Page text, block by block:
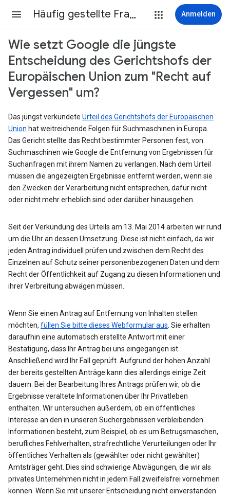
Häufig gestellte Fragen Anmelden
Wie setzt Google die jüngste
Entscheidung des Gerichtshofs der
Europäischen Union zum "Recht auf
Vergessen" um?
Das jüngst verkündete Urteil des Gerichtshofs der Europäischen
Union hat weitreichende Folgen für Suchmaschinen in Europa.
Das Gericht stellte das Recht bestimmter Personen fest, von
Suchmaschinen wie Google die Entfernung von Ergebnissen für
Suchanfragen mit ihrem Namen zu verlangen. Nach dem Urteil
müssen die angezeigten Ergebnisse entfernt werden, wenn sie
den Zwecken der Verarbeitung nicht entsprechen, dafür nicht
oder nicht mehr erheblich sind oder darüber hinausgehen.
Seit der Verkündung des Urteils am 13. Mai 2014 arbeiten wir rund
um die Uhr an dessen Umsetzung. Diese ist nicht einfach, da wir
jeden Antrag individuell prüfen und zwischen dem Recht des
Einzelnen auf Schutz seiner personenbezogenen Daten und dem
Recht der Öffentlichkeit auf Zugang zu diesen Informationen und
ihrer Verbreitung abwägen müssen.
Wenn Sie einen Antrag auf Entfernung von Inhalten stellen
möchten, füllen Sie bitte dieses Webformular aus . Sie erhalten
daraufhin eine automatisch erstellte Antwort mit einer
Bestätigung, dass Ihr Antrag bei uns eingegangen ist.
Anschließend wird Ihr Fall geprüft. Aufgrund der hohen Anzahl
der bereits gestellten Anträge kann dies allerdings einige Zeit
dauern. Bei der Bearbeitung Ihres Antrags prüfen wir, ob die
Ergebnisse veraltete Informationen über Ihr Privatleben
enthalten. Wir untersuchen außerdem, ob ein öffentliches
Interesse an den in unseren Suchergebnissen verbleibenden
Informationen besteht, zum Beispiel, ob es um Betrugsmaschen,
berufliches Fehlverhalten, strafrechtliche Verurteilungen oder Ihr
öffentliches Verhalten als (gewählter oder nicht gewählter)
Amtsträger geht. Dies sind schwierige Abwägungen, die wir als
privates Unternehmen nicht in jedem Fall zweifelsfrei vornehmen
können. Wenn Sie mit unserer Entscheidung nicht einverstanden